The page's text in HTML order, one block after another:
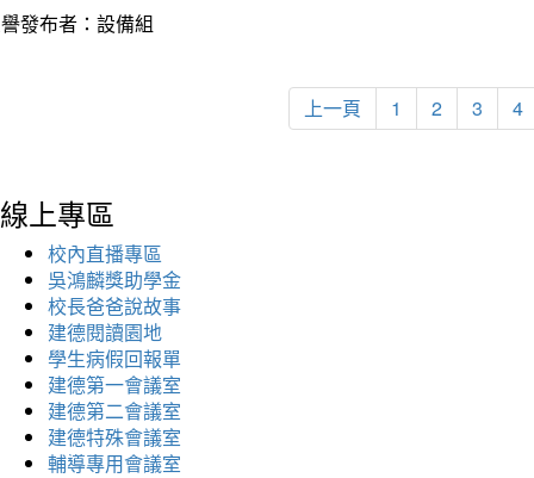
發布者：設備組
上一頁 1 2 3 4
線上專區
校內直播專區
吳鴻麟獎助學金
校長爸爸說故事
建德閱讀園地
學生病假回報單
建德第一會議室
建德第二會議室
建德特殊會議室
輔導專用會議室